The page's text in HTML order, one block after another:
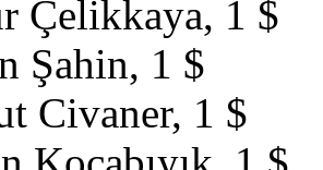
Çelikkaya, 1 $
Şahin, 1 $
Civaner, 1 $